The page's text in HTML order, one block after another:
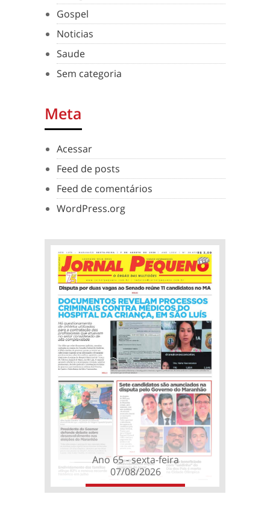
Gospel
Noticias
Saude
Sem categoria
Meta
Acessar
Feed de posts
Feed de comentários
WordPress.org
Ano 65 - sexta-feira
07/08/2026